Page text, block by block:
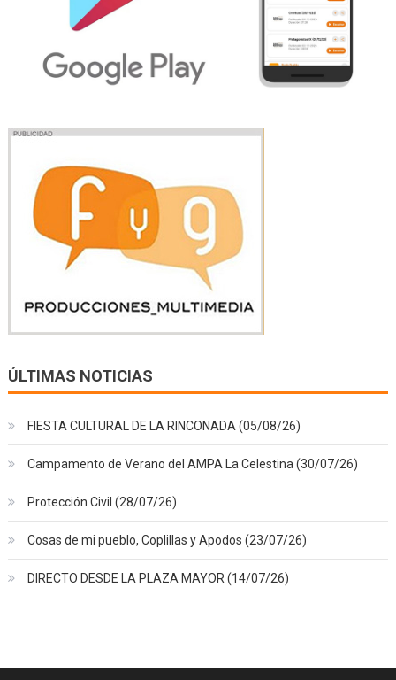
ÚLTIMAS NOTICIAS
FIESTA CULTURAL DE LA RINCONADA (05/08/26)
Campamento de Verano del AMPA La Celestina (30/07/26)
Protección Civil (28/07/26)
Cosas de mi pueblo, Coplillas y Apodos (23/07/26)
DIRECTO DESDE LA PLAZA MAYOR (14/07/26)